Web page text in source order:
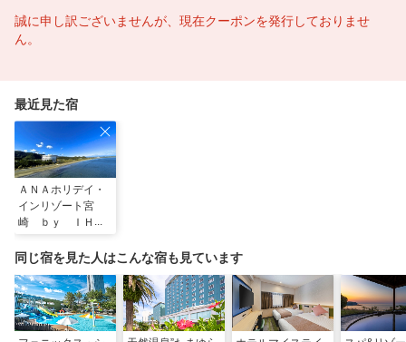
誠に申し訳ございませんが、現在クーポンを発行しておりませ
ん。
最近見た宿
ＡＮＡホリデイ・
インリゾート宮
崎 ｂｙ ＩＨＧ
同じ宿を見た人はこんな宿も見ています